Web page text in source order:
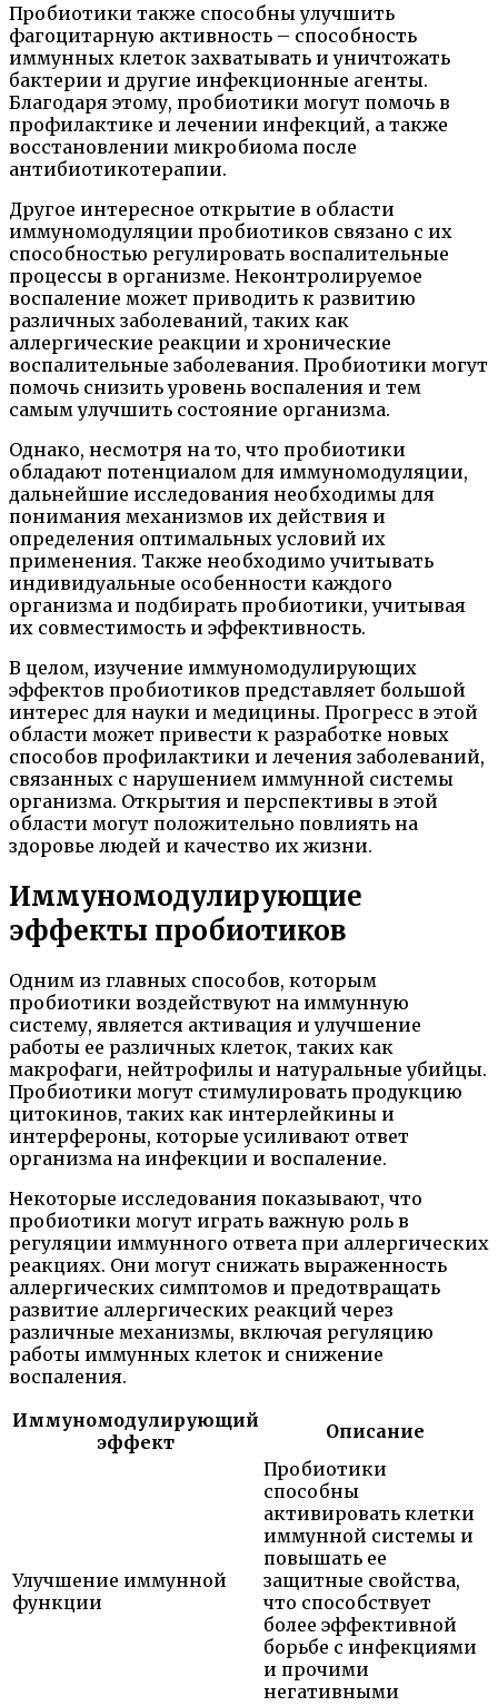
Пробиотики также способны улучшить
фагоцитарную активность – способность
иммунных клеток захватывать и уничтожать
бактерии и другие инфекционные агенты.
Благодаря этому, пробиотики могут помочь в
профилактике и лечении инфекций, а также
восстановлении микробиома после
антибиотикотерапии.
Другое интересное открытие в области
иммуномодуляции пробиотиков связано с их
способностью регулировать воспалительные
процессы в организме. Неконтролируемое
воспаление может приводить к развитию
различных заболеваний, таких как
аллергические реакции и хронические
воспалительные заболевания. Пробиотики могут
помочь снизить уровень воспаления и тем
самым улучшить состояние организма.
Однако, несмотря на то, что пробиотики
обладают потенциалом для иммуномодуляции,
дальнейшие исследования необходимы для
понимания механизмов их действия и
определения оптимальных условий их
применения. Также необходимо учитывать
индивидуальные особенности каждого
организма и подбирать пробиотики, учитывая
их совместимость и эффективность.
В целом, изучение иммуномодулирующих
эффектов пробиотиков представляет большой
интерес для науки и медицины. Прогресс в этой
области может привести к разработке новых
способов профилактики и лечения заболеваний,
связанных с нарушением иммунной системы
организма. Открытия и перспективы в этой
области могут положительно повлиять на
здоровье людей и качество их жизни.
Иммуномодулирующие
эффекты пробиотиков
Одним из главных способов, которым
пробиотики воздействуют на иммунную
систему, является активация и улучшение
работы ее различных клеток, таких как
макрофаги, нейтрофилы и натуральные убийцы.
Пробиотики могут стимулировать продукцию
цитокинов, таких как интерлейкины и
интерфероны, которые усиливают ответ
организма на инфекции и воспаление.
Некоторые исследования показывают, что
пробиотики могут играть важную роль в
регуляции иммунного ответа при аллергических
реакциях. Они могут снижать выраженность
аллергических симптомов и предотвращать
развитие аллергических реакций через
различные механизмы, включая регуляцию
работы иммунных клеток и снижение
воспаления.
Иммуномодулирующий
эффект
Описание
Улучшение иммунной
функции
Пробиотики
способны
активировать клетки
иммунной системы и
повышать ее
защитные свойства,
что способствует
более эффективной
борьбе с инфекциями
и прочими
негативными